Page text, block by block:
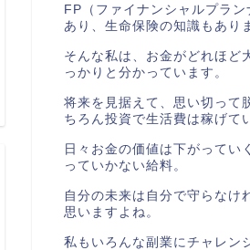
FP（ファイナンシャルプラン
あり、生命保険の知識もあり
そんな私は、お金がどれほど
っかりと分かっています。
将来を見据えて、思い切って
ちろん投資で生活費は稼げて
日々お金の価値は下がってい
っていかない給料。
自分の未来は自分で守らなけ
思いますよね。
私もいろんな副業にチャレン